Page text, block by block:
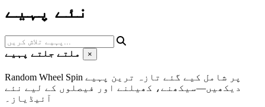
نئے پہیے
ملتے جلتے پہیے ×
Random Wheel Spin پر شامل کیے گئے تازہ ترین پہیے
دیکھیں—سیکھنے، کھیلنے اور فیصلوں کے لیے نئے
آئیڈیاز۔